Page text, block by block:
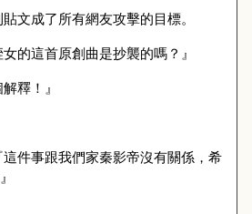
文成了所有網友攻擊的目標。
的這首原創曲是抄襲的嗎？』
釋！』
件事跟我們家秦影帝沒有關係，希